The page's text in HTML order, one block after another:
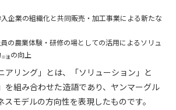
企業の組織化と共同販売・加工事業による新たな
の農業体験・研修の場としての活用によるソリュ
※注の向上
リング」とは、「ソリューション」と
を組み合わせた造語であり、ヤンマーグル
モデルの方向性を表現したものです。